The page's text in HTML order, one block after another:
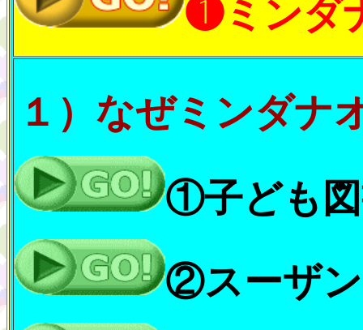
❶ミンダ
１）なぜミンダナ
①子ども図
②スーザ